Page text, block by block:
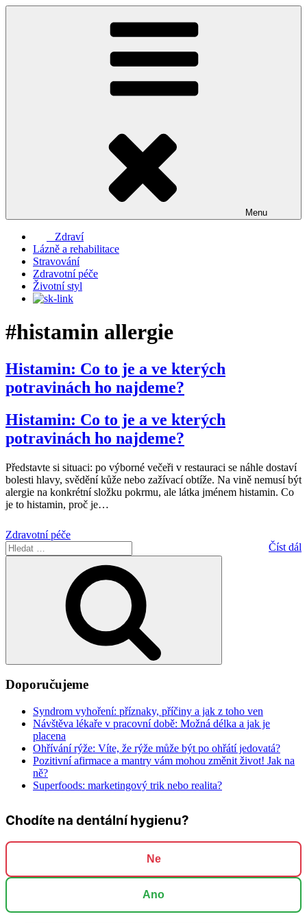
Přejít
Menu
Zdraví
Lázně a rehabilitace
Stravování
Zdravotní péče
Životní styl
#histamin allergie
Histamin: Co to je a ve kterých
potravinách ho najdeme?
Histamin: Co to je a ve kterých
potravinách ho najdeme?
Představte si situaci: po výborné večeři v restauraci se náhle dostaví
bolesti hlavy, svědění kůže nebo zažívací obtíže. Na vině nemusí být
alergie na konkrétní složku pokrmu, ale látka jménem histamin. Co
je to histamin, proč je…
Zdravotní péče
Číst dál
Hledat:
Doporučujeme
Syndrom vyhoření: příznaky, příčiny a jak z toho ven
Návštěva lékaře v pracovní době: Možná délka a jak je
placena
Ohřívání rýže: Víte, že rýže může být po ohřátí jedovatá?
Pozitivní afirmace a mantry vám mohou změnit život! Jak na
ně?
Superfoods: marketingový trik nebo realita?
Chodíte na dentální hygienu?
Ne
Ano